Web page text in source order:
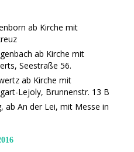
ab Kirche mit
ab Kirche mit
Seestraße 56.
ab Kirche mit
Lejoly, Brunnenstr. 13 B
ab An der Lei, mit Messe in